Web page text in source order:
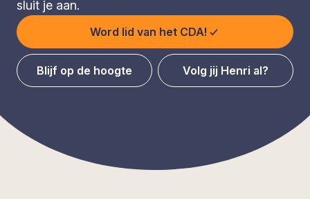
sluit je aan.
Word lid van het CDA!
Blijf op de hoogte Volg jij Henri al?